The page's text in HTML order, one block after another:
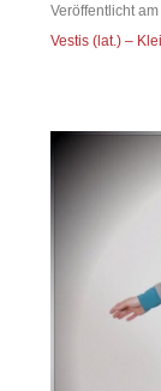
Veröffentlicht am
Vestis (lat.) –